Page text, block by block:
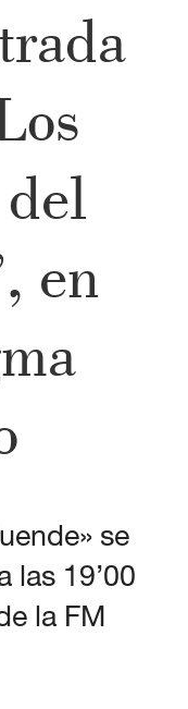
en
se
las 19’00
la FM